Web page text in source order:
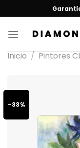
Inicio / Pintores
-33%